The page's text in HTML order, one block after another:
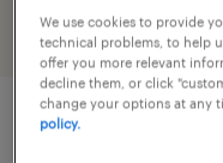
We use cookies to provide
technical problems, to help
offer you more relevant
decline them, or click
change your options at any
policy.